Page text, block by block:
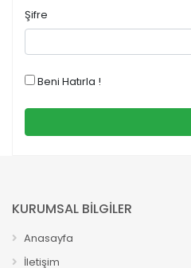
Şifre
Beni Hatırla !
KURUMSAL BİLGİLER
Anasayfa
İletişim